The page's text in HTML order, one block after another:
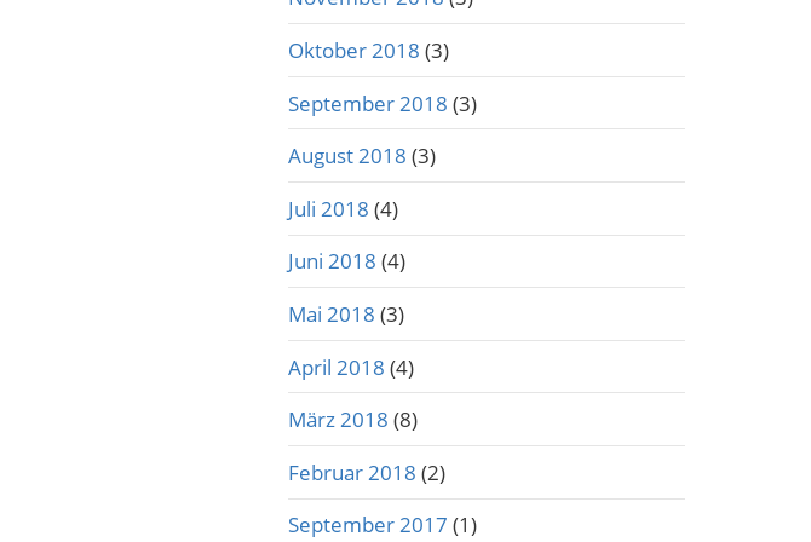
Oktober 2018 (3)
September 2018 (3)
August 2018 (3)
Juli 2018 (4)
Juni 2018 (4)
Mai 2018 (3)
April 2018 (4)
März 2018 (8)
Februar 2018 (2)
September 2017 (1)